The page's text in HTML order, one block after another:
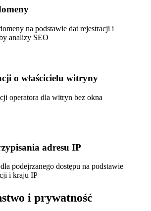
na podstawie dat rejestracji i
analizy SEO
o właścicielu witryny
operatora dla witryn bez okna
adresu IP
podejrzanego dostępu na podstawie
i kraju IP
i prywatność